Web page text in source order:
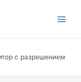
с разрешением